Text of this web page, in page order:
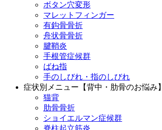
ボタン穴変形
マレットフィンガー
有鈎骨骨折
舟状骨骨折
腱鞘炎
手根管症候群
ばね指
手のしびれ・指のしびれ
症状別メニュー【背中・肋骨のお悩み】
猫背
肋骨骨折
ショイエルマン症候群
脊柱起立筋炎